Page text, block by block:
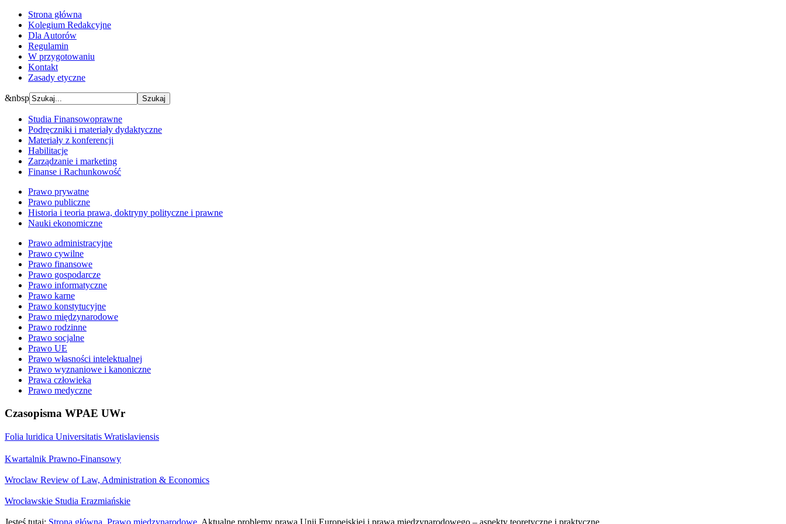
Strona główna
Kolegium Redakcyjne
Dla Autorów
Regulamin
W przygotowaniu
Kontakt
Zasady etyczne
&nbsp
Studia Finansowoprawne
Podręczniki i materiały dydaktyczne
Materiały z konferencji
Habilitacje
Zarządzanie i marketing
Finanse i Rachunkowość
Prawo prywatne
Prawo publiczne
Historia i teoria prawa, doktryny polityczne i prawne
Nauki ekonomiczne
Prawo administracyjne
Prawo cywilne
Prawo finansowe
Prawo gospodarcze
Prawo informatyczne
Prawo karne
Prawo konstytucyjne
Prawo międzynarodowe
Prawo rodzinne
Prawo socjalne
Prawo UE
Prawo własności intelektualnej
Prawo wyznaniowe i kanoniczne
Prawa człowieka
Prawo medyczne
Czasopisma WPAE UWr
Folia luridica Universitatis Wratislaviensis
Kwartalnik Prawno-Finansowy
Wroclaw Review of Law, Administration & Economics
Wrocławskie Studia Erazmiańskie